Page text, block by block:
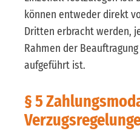
können entweder direkt
Dritten erbracht werden,
Rahmen der
aufgeführt ist.
§ 5